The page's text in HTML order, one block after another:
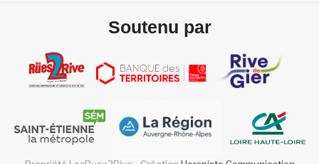
Soutenu par